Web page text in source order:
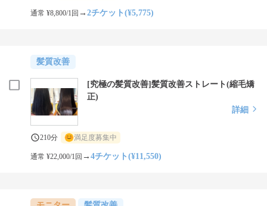
通常 ¥8,800/1回 →2チケット(¥5,775)
髪質改善
[究極の髪質改善]髪質改善ストレート(縮毛矯
正)
詳細
210分 満足度募集中
通常 ¥22,000/1回 →4チケット(¥11,550)